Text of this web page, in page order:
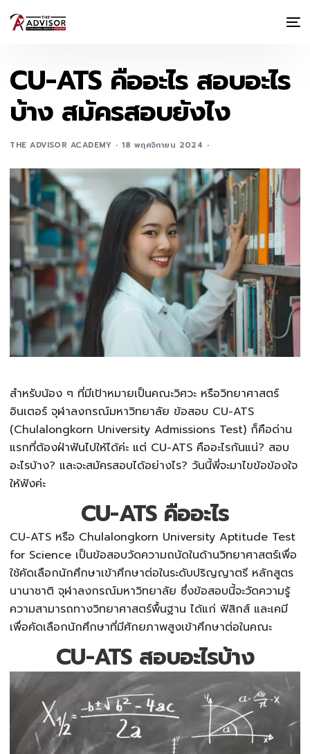
CU-ATS คืออะไร สอบอะไร
บ้าง สมัครสอบยังไง
THE ADVISOR ACADEMY 18 พฤศจิกายน 2024
สำหรับน้อง ๆ ที่มีเป้าหมายเป็นคณะวิศวะ หรือวิทยาศาสตร์
อินเตอร์ จุฬาลงกรณ์มหาวิทยาลัย ข้อสอบ CU-ATS
(Chulalongkorn University Admissions Test) ก็คือด่าน
แรกที่ต้องฝ่าฟันไปให้ได้ค่ะ แต่ CU-ATS คืออะไรกันแน่? สอบ
อะไรบ้าง? และจะสมัครสอบได้อย่างไร? วันนี้พี่จะมาไขข้อข้องใจ
ให้ฟังค่ะ
CU-ATS คืออะไร
CU-ATS หรือ Chulalongkorn University Aptitude Test
for Science เป็นข้อสอบวัดความถนัดในด้านวิทยาศาสตร์เพื่อ
ใช้คัดเลือกนักศึกษาเข้าศึกษาต่อในระดับปริญญาตรี หลักสูตร
นานาชาติ จุฬาลงกรณ์มหาวิทยาลัย ซึ่งข้อสอบนี้จะวัดความรู้
ความสามารถทางวิทยาศาสตร์พื้นฐาน ได้แก่ ฟิสิกส์ และเคมี
เพื่อคัดเลือกนักศึกษาที่มีศักยภาพสูงเข้าศึกษาต่อในคณะ
CU-ATS สอบอะไรบ้าง